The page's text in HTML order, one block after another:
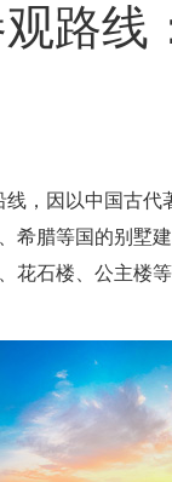
路
，因以中国古
希腊等国的别墅
花石楼、公主楼